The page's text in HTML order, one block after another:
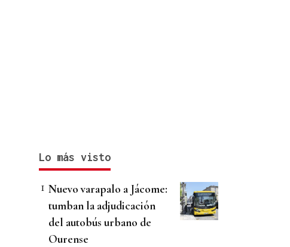
Lo más visto
Nuevo varapalo a Jácome:
tumban la adjudicación
del autobús urbano de
Ourense